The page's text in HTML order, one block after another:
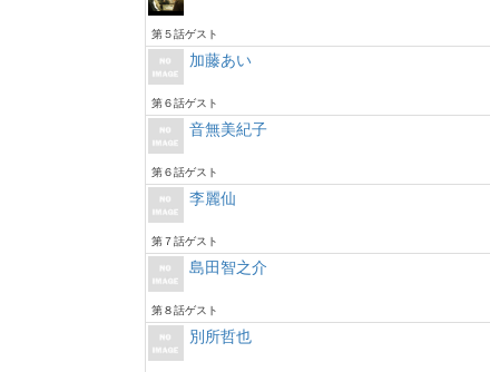
第５話ゲスト
加藤あい
第６話ゲスト
音無美紀子
第６話ゲスト
李麗仙
第７話ゲスト
島田智之介
第８話ゲスト
別所哲也